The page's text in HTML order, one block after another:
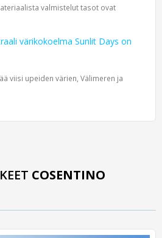
valmistelut tasot ovat
värikokoelma Sunlit Days on
viisi upeiden värien, Välimeren ja
COSENTINO